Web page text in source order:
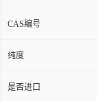
CAS编号
纯度
是否进口